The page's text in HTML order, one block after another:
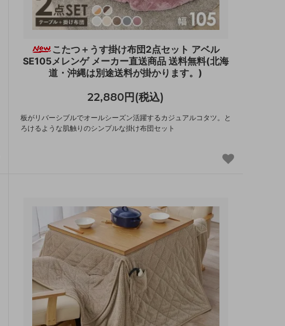
こたつ＋うす掛け布団2点セット アベル
SE105メレンゲ メーカー直送商品 送料無料(北海
道・沖縄は別途送料が掛かります。)
22,880円(税込)
板がリバーシブルでオールシーズン活躍するカジュアルコタツ。と
ろけるような肌触りのシンプルな掛け布団セット